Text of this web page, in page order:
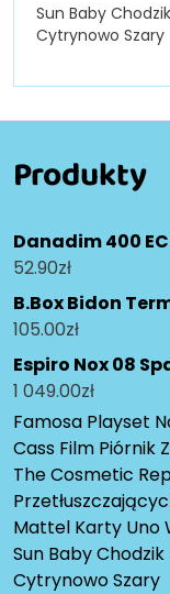
Sun Baby
Cytrynowo Szary
Produkty
Danadim 400 EC
52.90zł
B.Box Bidon
105.00zł
Espiro Nox 08
1 049.00zł
Famosa Playset
Cass Film Piórnik
The Cosmetic
Mattel Karty Uno
Sun Baby
Cytrynowo Szary